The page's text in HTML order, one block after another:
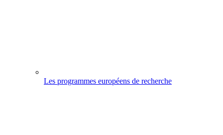
Les programmes européens de recherche